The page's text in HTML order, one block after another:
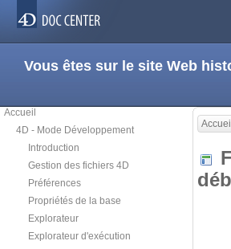
Vous êtes sur le site Web
Accueil
4D - Mode Développement
Introduction
Gestion des fichiers 4D
Préférences
Propriétés de la base
Explorateur
Explorateur d'exécution
Accueil